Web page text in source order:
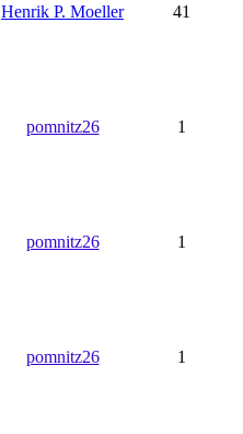
Henrik P. Moeller 41
pomnitz26 1
pomnitz26 1
pomnitz26 1